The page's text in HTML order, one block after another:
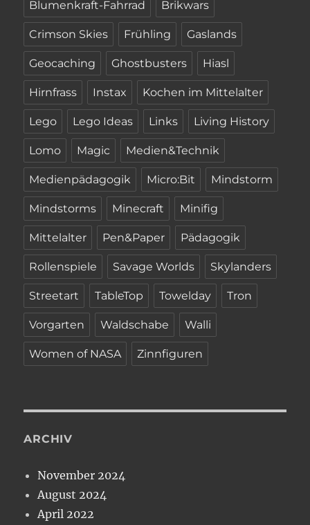
Blumenkraft-Fahrrad Brikwars
Crimson Skies Frühling Gaslands
Geocaching Ghostbusters Hiasl
Hirnfrass Instax Kochen im Mittelalter
Lego Lego Ideas Links Living History
Lomo Magic Medien&Technik
Medienpädagogik Micro:Bit Mindstorm
Mindstorms Minecraft Minifig
Mittelalter Pen&Paper Pädagogik
Rollenspiele Savage Worlds Skylanders
Streetart TableTop Towelday Tron
Vorgarten Waldschabe Walli
Women of NASA Zinnfiguren
ARCHIV
November 2024
August 2024
April 2022